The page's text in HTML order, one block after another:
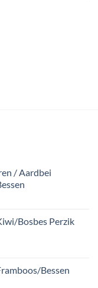
/ Aardbei
Bosbes Perzik
Bessen